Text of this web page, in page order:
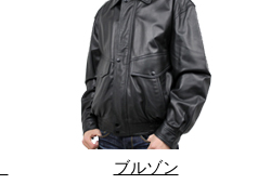
ブルゾン